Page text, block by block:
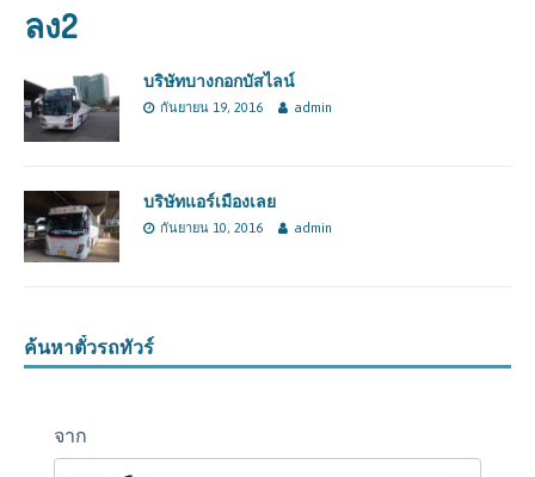
ลง2
บริษัทบางกอกบัสไลน์
กันยายน 19, 2016 admin
บริษัทแอร์เมืองเลย
กันยายน 10, 2016 admin
ค้นหาตั๋วรถทัวร์